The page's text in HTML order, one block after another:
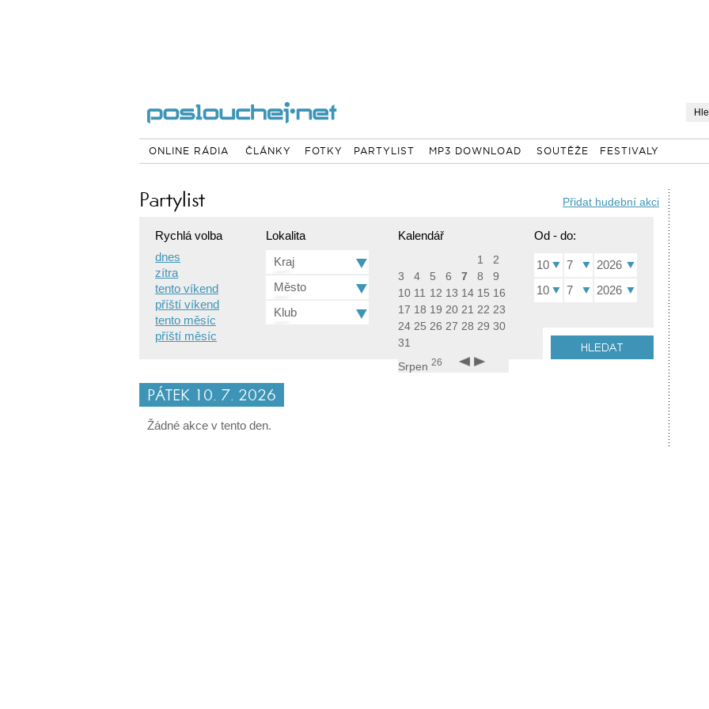
ONLINE RÁDIA ČLÁNKY FOTKY PARTYLIST MP3 DOWNLOAD SOUTĚŽE FESTIVALY
Partylist Přidat hudební akci
Rychlá volba
dnes
zítra
tento víkend
příští víkend
tento měsíc
příští měsíc
Lokalita
Kraj
Město
Klub
Kalendář
1
2
3
4 5 6 7 8
9
10 11 12 13 14 15 16
17 18 19 20 21 22 23
24 25 26 27 28 29 30
31
Srpen 26
Od - do:
10 7
2026
10
7 2026
PÁTEK 10. 7. 2026
Žádné akce v tento den.